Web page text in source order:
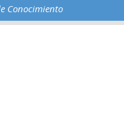
Conocimiento